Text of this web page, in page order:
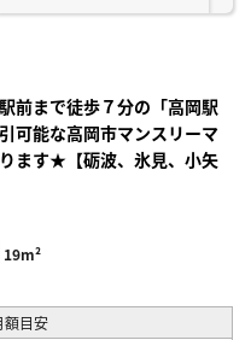
前まで徒歩７分の「高岡駅
可能な高岡市マンスリーマ
ます★【砺波、氷見、小矢
19m²
額目安